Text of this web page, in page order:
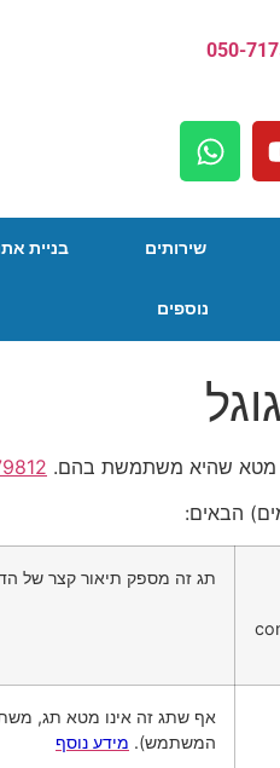
050-
שירותים
נוספים
בניית
הבאים:
תג זה מספק תיאור קצר של
אף שתג זה אינו מטא תג,
המשתמש). מידע נוסף